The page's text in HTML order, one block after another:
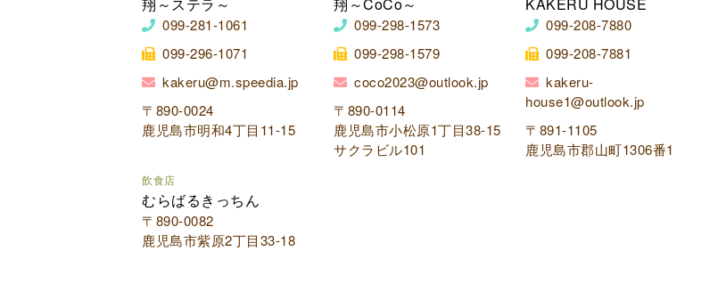
099-281-1061
099-296-1071
kakeru@m.speedia.jp
〒890-0024
鹿児島市明和4丁目11-15
099-298-1573
099-298-1579
coco2023@outlook.jp
〒890-0114
鹿児島市小松原1丁目38-15
サクラビル101
099-208-7880
099-208-7881
kakeru-
house1@outlook.jp
〒891-1105
鹿児島市郡山町1306番1
飲食店
むらばるきっちん
〒890-0082
鹿児島市紫原2丁目33-18